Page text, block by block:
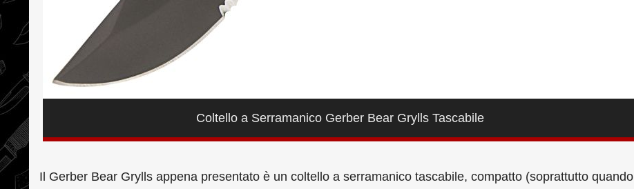
Coltello a Serramanico Gerber Bear Grylls Tascabile
Il Gerber Bear Grylls appena presentato è un coltello a serramanico tascabile, compatto (soprattutto quando